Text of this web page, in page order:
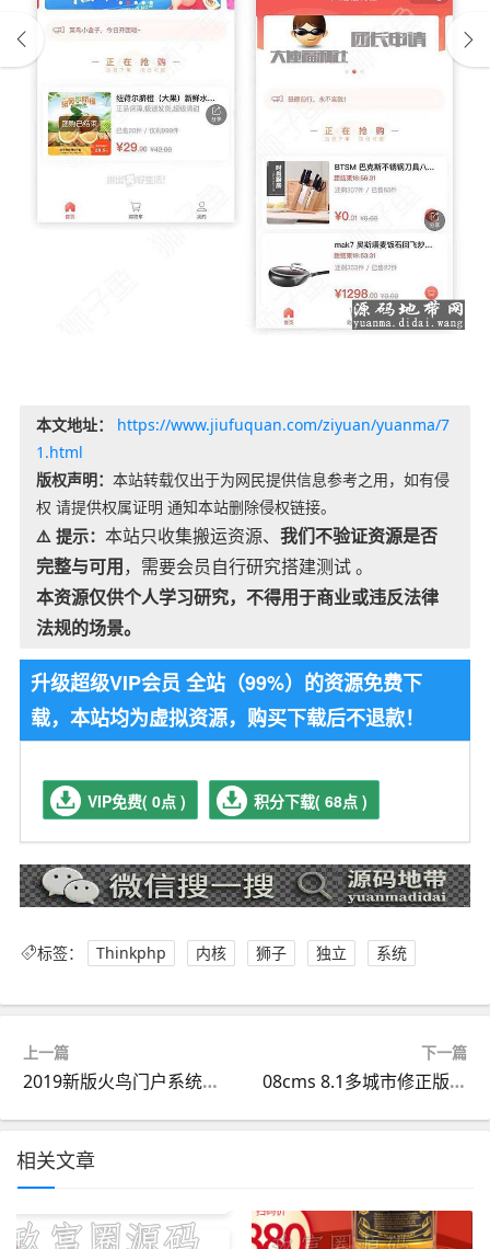
本文地址：
https://www.jiufuquan.com/ziyuan/yuanma/7
1.html
版权声明： 本站转载仅出于为网民提供信息参考之用，如有侵
权 请提供权属证明 通知本站删除侵权链接。
⚠️ 提示： 本站只收集搬运资源、 我们不验证资源是否
完整与可用，需要会员自行研究搭建测试 。
本资源仅供个人学习研究，不得用于商业或违反法律
法规的场景。
升级超级VIP会员 全站（99%）的资源免费下
载，本站均为虚拟资源，购买下载后不退款！
VIP免费( 0点 ) 积分下载( 68点 )
标签： Thinkphp 内核 狮子 独立 系统
上一篇
2019新版火鸟门户系统源码全套
下一篇
08cms 8.1多城市修正版大型房产门户网站源码
相关文章